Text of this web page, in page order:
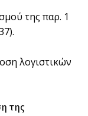
της παρ. 1
λογιστικών
της